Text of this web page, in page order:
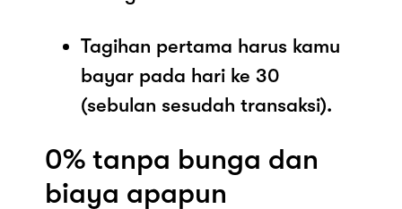
Tagihan pertama harus kamu
bayar pada hari ke 30
(sebulan sesudah transaksi).
0% tanpa bunga dan
biaya apapun